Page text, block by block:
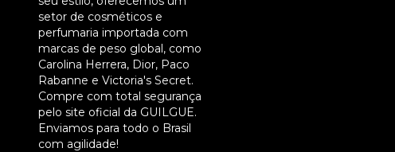
setor de cosméticos e
perfumaria importada com
marcas de peso global, como
Carolina Herrera, Dior, Paco
Rabanne e Victoria's Secret.
Compre com total segurança
pelo site oficial da GUILGUE.
Enviamos para todo o Brasil
com agilidade!